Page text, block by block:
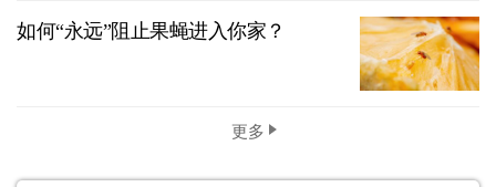
如何“永远”阻止果蝇进入你家？
更多